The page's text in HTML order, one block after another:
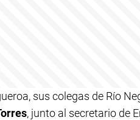
sus colegas de Río
, junto al secretario de